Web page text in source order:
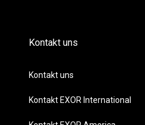
Kontakt uns
Kontakt uns
Kontakt EXOR International